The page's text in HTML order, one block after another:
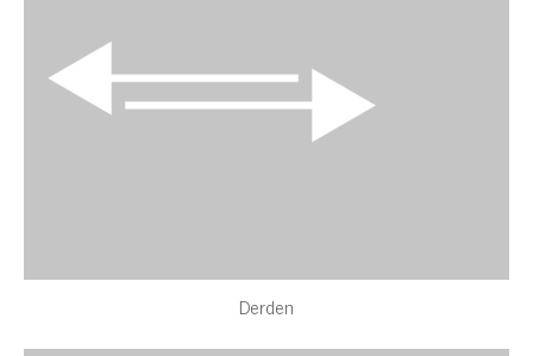
Derden